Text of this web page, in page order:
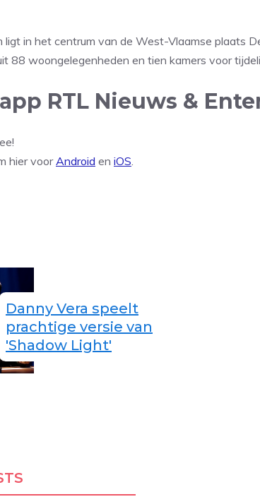
in het centrum van de West-Vlaamse plaats
88 woongelegenheden en tien kamers voor
RTL Nieuws &
hier voorAndroid en iOS.
Danny Vera speelt
prachtige versie van
'Shadow Light'